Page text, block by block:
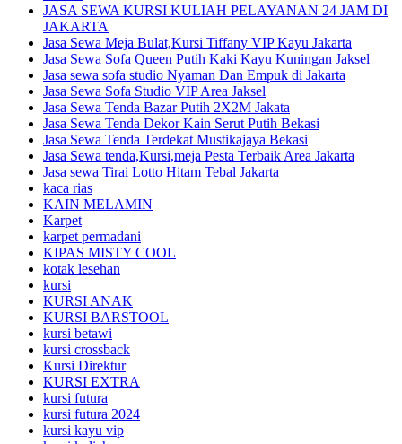
JASA SEWA KURSI KULIAH PELAYANAN 24 JAM DI
JAKARTA
Jasa Sewa Meja Bulat,Kursi Tiffany VIP Kayu Jakarta
Jasa Sewa Sofa Queen Putih Kaki Kayu Kuningan Jaksel
Jasa sewa sofa studio Nyaman Dan Empuk di Jakarta
Jasa Sewa Sofa Studio VIP Area Jaksel
Jasa Sewa Tenda Bazar Putih 2X2M Jakata
Jasa Sewa Tenda Dekor Kain Serut Putih Bekasi
Jasa Sewa Tenda Terdekat Mustikajaya Bekasi
Jasa Sewa tenda,Kursi,meja Pesta Terbaik Area Jakarta
Jasa sewa Tirai Lotto Hitam Tebal Jakarta
kaca rias
KAIN MELAMIN
Karpet
karpet permadani
KIPAS MISTY COOL
kotak lesehan
kursi
KURSI ANAK
KURSI BARSTOOL
kursi betawi
kursi crossback
Kursi Direktur
KURSI EXTRA
kursi futura
kursi futura 2024
kursi kayu vip